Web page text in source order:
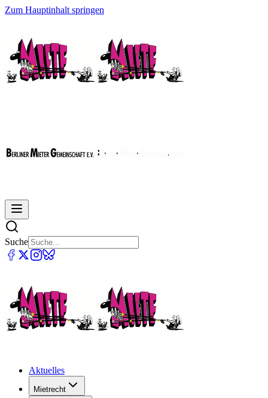
Zum Hauptinhalt springen
Suche
Aktuelles
Mietrecht